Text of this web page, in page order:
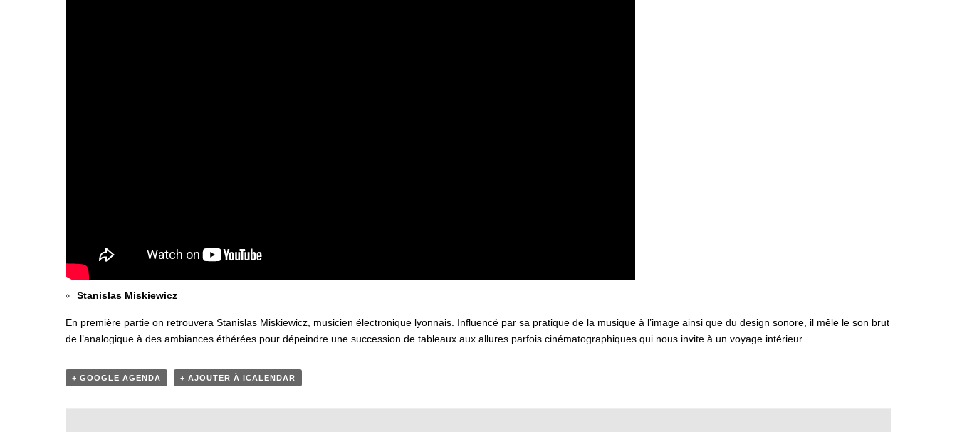
Stanislas Miskiewicz
En première partie on retrouvera Stanislas Miskiewicz, musicien électronique lyonnais. Influencé par sa pratique de la musique à l’image ainsi que du design sonore, il mêle le son brut
de l’analogique à des ambiances éthérées pour dépeindre une succession de tableaux aux allures parfois cinématographiques qui nous invite à un voyage intérieur.
+ GOOGLE AGENDA + AJOUTER À ICALENDAR